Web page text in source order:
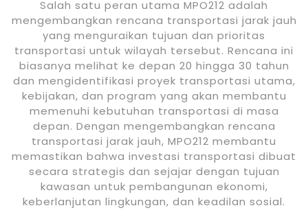
Salah satu peran utama MPO212 adalah
mengembangkan rencana transportasi jarak jauh
yang menguraikan tujuan dan prioritas
transportasi untuk wilayah tersebut. Rencana ini
biasanya melihat ke depan 20 hingga 30 tahun
dan mengidentifikasi proyek transportasi utama,
kebijakan, dan program yang akan membantu
memenuhi kebutuhan transportasi di masa
depan. Dengan mengembangkan rencana
transportasi jarak jauh, MPO212 membantu
memastikan bahwa investasi transportasi dibuat
secara strategis dan sejajar dengan tujuan
kawasan untuk pembangunan ekonomi,
keberlanjutan lingkungan, dan keadilan sosial.